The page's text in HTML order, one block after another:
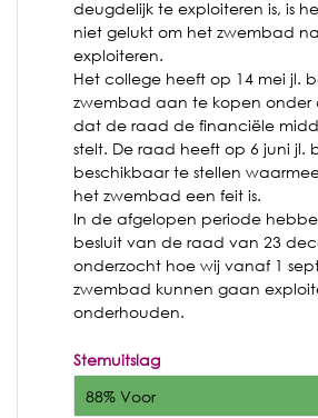
deugdelijk te exploiteren is, is
niet gelukt om het zwembad
exploiteren.
Het college heeft op 14 mei jl.
zwembad aan te kopen onder
dat de raad de financiële
stelt. De raad heeft op 6 juni jl.
beschikbaar te stellen
het zwembad een feit is.
In de afgelopen periode
besluit van de raad van 23
onderzocht hoe wij vanaf 1
zwembad kunnen gaan
onderhouden.
Stemuitslag
88% Voor